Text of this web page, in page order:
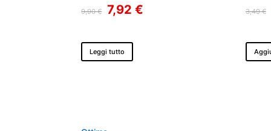
9,90€
Il
prezzo
era:
9,90 €.
7,92€
Leggi tutto
3,49€